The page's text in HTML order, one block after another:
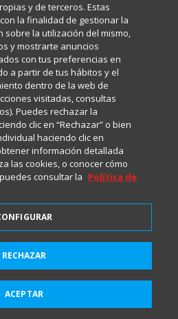
a la última
Suscribirme
y de terceros. Estas
la finalidad de gestionar la
sobre la utilización del mismo,
y mostrarte anuncios
con tus preferencias en
a partir de tus hábitos y el
dentro de la web de
visitadas, consultas
Puedes rechazar la
clic en “Rechazar” o bien
haciendo clic en
información detallada
las cookies, o conocer cómo
consultar la Política de
RECHAZAR
ACEPTAR